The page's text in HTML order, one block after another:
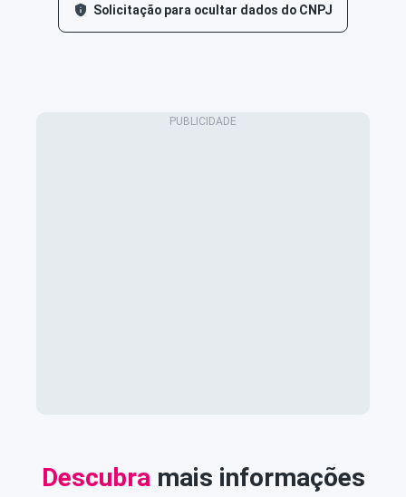
Solicitação para ocultar dados do CNPJ
Descubra mais informações